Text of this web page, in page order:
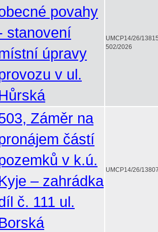
povahy
stanovení
úpravy
v ul.
UMCP14/26/
502/2026
Záměr na
částí
v k.ú.
– zahrádka
č. 111 ul.
UMCP14/26/